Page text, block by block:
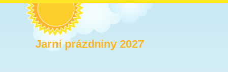
Jarní prázdniny 2027